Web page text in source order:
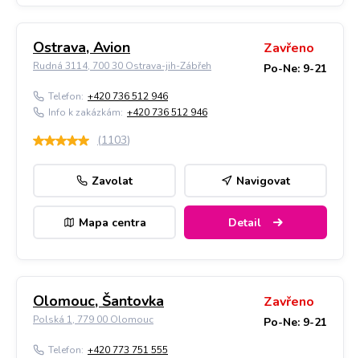
Ostrava, Avion
Rudná 3114, 700 30 Ostrava-jih-Zábřeh
Zavřeno
Po-Ne: 9-21
Telefon: +420 736 512 946
Info k zakázkám: +420 736 512 946
(1103)
Zavolat Navigovat
Mapa centra Detail
Olomouc, Šantovka
Polská 1, 779 00 Olomouc
Zavřeno
Po-Ne: 9-21
Telefon: +420 773 751 555